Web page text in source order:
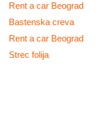
Rent a car Beograd
Bastenska creva
Rent a car Beograd
Strec folija